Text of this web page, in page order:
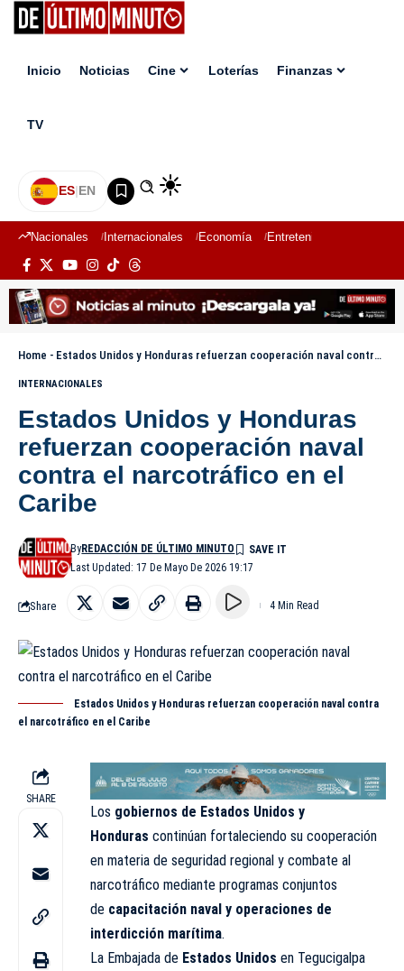
Inicio Noticias Cine Loterías Finanzas
TV
ES|EN
Nacionales Internacionales Economía Entretenimiento
Home - Estados Unidos y Honduras refuerzan cooperación naval contra el narcotráfico en el Caribe
INTERNACIONALES
Estados Unidos y Honduras
refuerzan cooperación naval
contra el narcotráfico en el
Caribe
Last Updated: 17 De Mayo De 2026 19:17
ByREDACCIÓN DE ÚLTIMO MINUTO
Share 4 Min Read
Estados Unidos y Honduras refuerzan cooperación naval contra
el narcotráfico en el Caribe
SHARE
Los gobiernos de Estados Unidos y
Honduras continúan fortaleciendo su cooperación
en materia de seguridad regional y combate al
narcotráfico mediante programas conjuntos
de capacitación naval y operaciones de
interdicción marítima.
La Embajada de Estados Unidos en Tegucigalpa